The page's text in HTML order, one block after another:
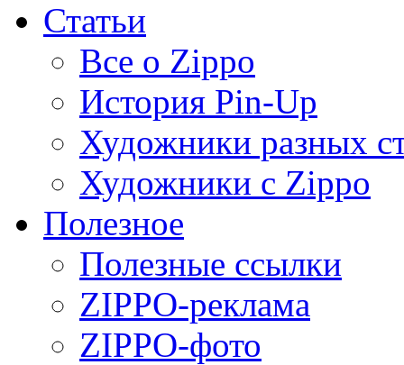
Статьи
Все о Zippo
История Pin-Up
Художники разных
Художники с Zippo
Полезное
Полезные ссылки
ZIPPO-реклама
ZIPPO-фото